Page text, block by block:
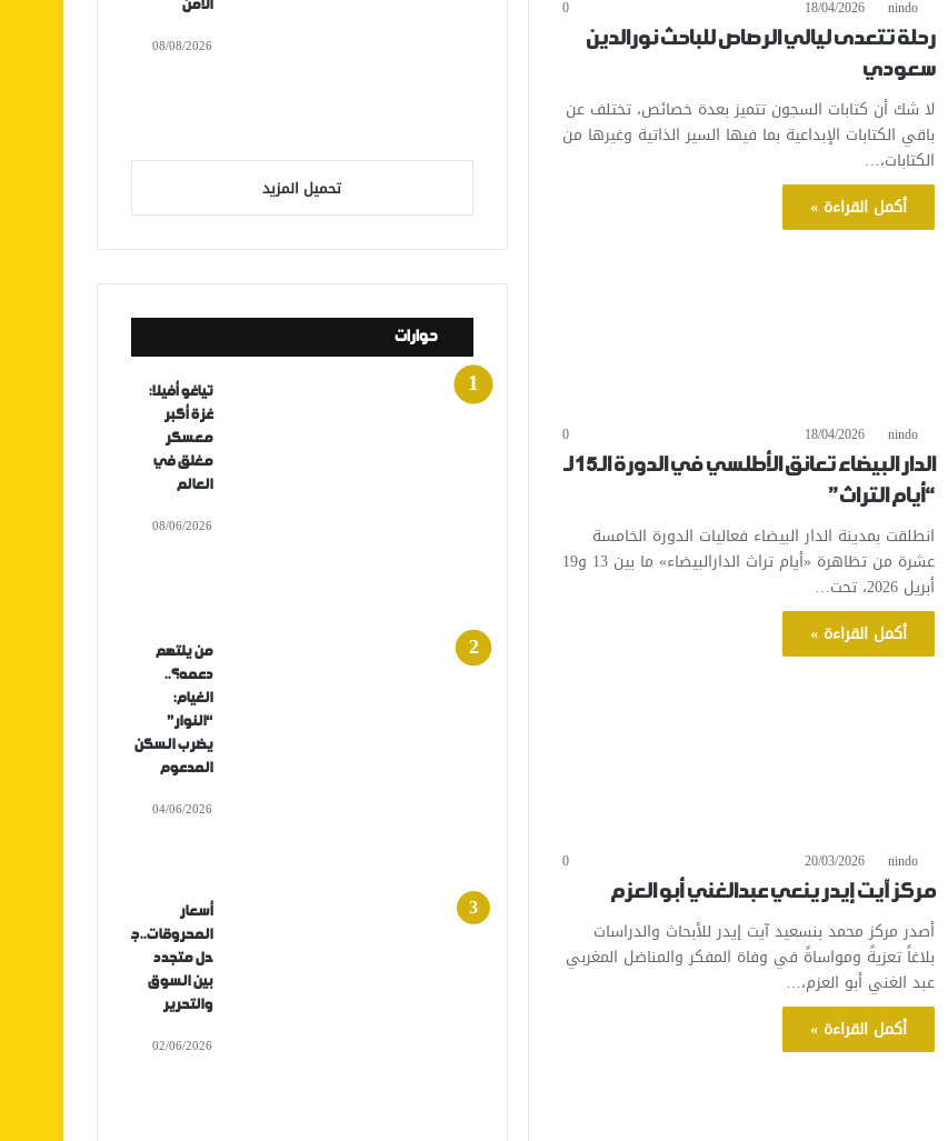
nindo
18/04/2026
0
رحلة تتعدى ليالي الرصاص للباحث نورالدين
سعودي
لا شك أن كتابات السجون تتميز بعدة خصائص، تختلف عن
باقي الكتابات الإبداعية بما فيها السير الذاتية وغيرها من
الكتابات،…
أكمل القراءة »
nindo
18/04/2026
0
الدار البيضاء تعانق الأطلسي في الدورة الـ15 لـ
“أيام التراث”
انطلقت بمدينة الدار البيضاء فعاليات الدورة الخامسة
عشرة من تظاهرة «أيام تراث الدارالبيضاء» ما بين 13 و19
أبريل 2026، تحت…
أكمل القراءة »
nindo
20/03/2026
0
مركز آيت إيدر ينعي عبدالغني أبو العزم
أصدر مركز محمد بنسعيد آيت إيدر للأبحاث والدراسات
بلاغاً تعزيةً ومواساةً في وفاة المفكر والمناضل المغربي
عبد الغني أبو العزم،…
أكمل القراءة »
الأمن
08/08/2026
تحميل المزيد
حوارات
تياغو أفيلا:
غزة أكبر
معسكر
مغلق في
العالم
08/06/2026
من يلتهم
دعمه؟..
الغيام:
“النوار”
يضرب السكن
المدعوم
04/06/2026
أسعار
المحروقات..ج
دل متجدد
بين السوق
والتحرير
02/06/2026